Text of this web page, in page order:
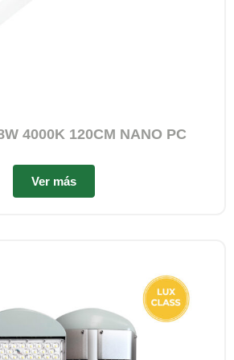
4000K 120CM NANO PC
Ver más